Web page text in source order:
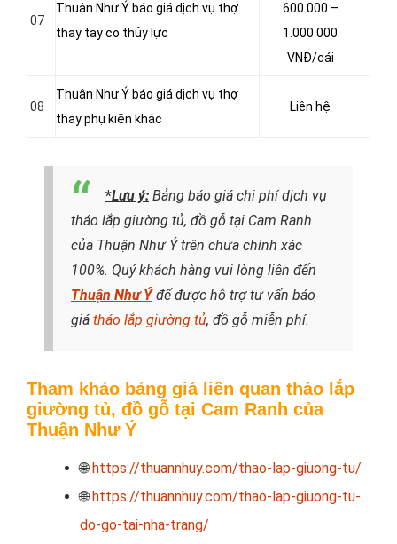
07
Thuận Như Ý báo giá dịch vụ thợ
thay tay co thủy lực
600.000 –
1.000.000
VNĐ/cái
08
Thuận Như Ý báo giá dịch vụ thợ
thay phụ kiện khác
Liên hệ
*Lưu ý: Bảng báo giá chi phí dịch vụ
tháo lắp giường tủ, đồ gỗ tại Cam Ranh
của Thuận Như Ý trên chưa chính xác
100%. Quý khách hàng vui lòng liên đến
Thuận Như Ýđể được hỗ trợ tư vấn báo
giá tháo lắp giường tủ, đồ gỗ miễn phí.
Tham khảo bảng giá liên quan tháo lắp
giường tủ, đồ gỗ tại Cam Ranh của
Thuận Như Ý
🌐https://thuannhuy.com/thao-lap-giuong-tu/
🌐https://thuannhuy.com/thao-lap-giuong-tu-
do-go-tai-nha-trang/